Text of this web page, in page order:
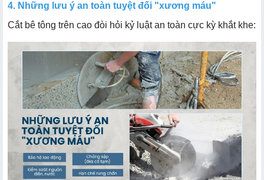
4. Những lưu ý an toàn tuyệt đối "xương máu"
Cắt bê tông trên cao đòi hỏi kỷ luật an toàn cực kỳ khắt khe: